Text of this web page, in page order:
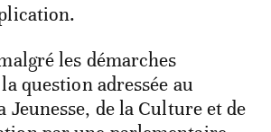
les démarches
question adressée au
Jeunesse, de la Culture et de